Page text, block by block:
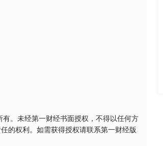
。未经第一财经书面授权，不得以任何方
的权利。如需获得授权请联系第一财经版